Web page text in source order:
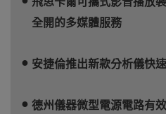
全開的多媒體服務
安捷倫推出新款分析儀快
德州儀器微型電源電路有